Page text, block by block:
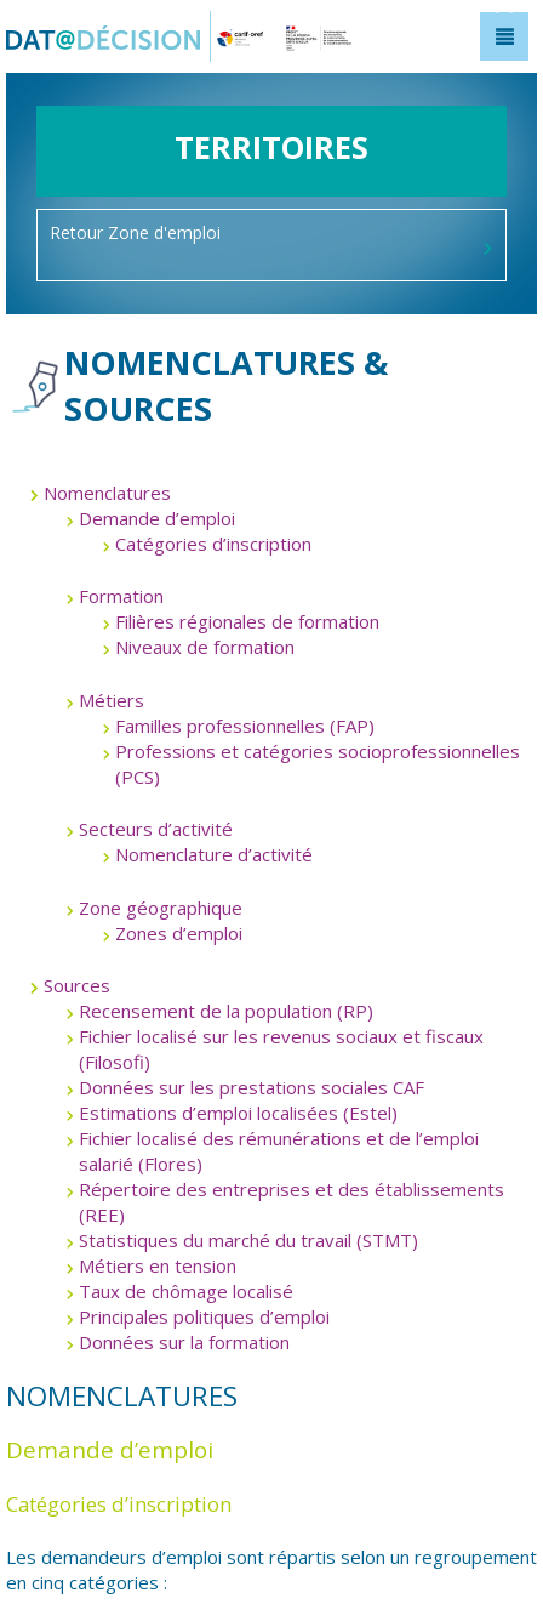
TERRITOIRES
Retour Zone d'emploi
NOMENCLATURES &
SOURCES
Nomenclatures
Demande d’emploi
Catégories d’inscription
Formation
Filières régionales de formation
Niveaux de formation
Métiers
Familles professionnelles (FAP)
Professions et catégories socioprofessionnelles
(PCS)
Secteurs d’activité
Nomenclature d’activité
Zone géographique
Zones d’emploi
Sources
Recensement de la population (RP)
Fichier localisé sur les revenus sociaux et fiscaux
(Filosofi)
Données sur les prestations sociales CAF
Estimations d’emploi localisées (Estel)
Fichier localisé des rémunérations et de l’emploi
salarié (Flores)
Répertoire des entreprises et des établissements
(REE)
Statistiques du marché du travail (STMT)
Métiers en tension
Taux de chômage localisé
Principales politiques d’emploi
Données sur la formation
NOMENCLATURES
Demande d’emploi
Catégories d’inscription
Les demandeurs d’emploi sont répartis selon un regroupement
en cinq catégories :
Panneau de gestion des cookies